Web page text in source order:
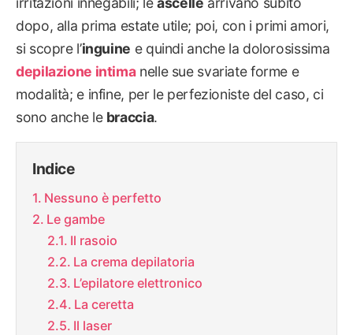
dopo, alla prima estate utile; poi, con i primi amori,
si scopre l’inguine e quindi anche la dolorosissima
depilazione intimanelle sue svariate forme e
modalità; e infine, per le perfezioniste del caso, ci
sono anche le braccia.
Indice
Nessuno è perfetto
Le gambe
Il rasoio
La crema depilatoria
L’epilatore elettronico
La ceretta
Il laser